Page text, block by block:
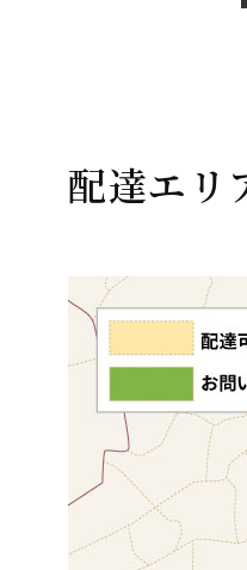
ョ
配達エリ